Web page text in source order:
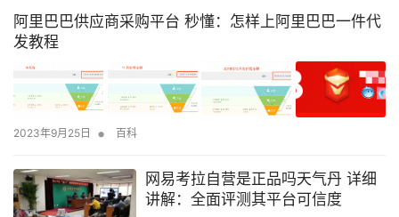
阿里巴巴供应商采购平台 秒懂：怎样上阿里巴巴一件代
发教程
2023年9月25日 • 百科
网易考拉自营是正品吗天气丹 详细
讲解：全面评测其平台可信度